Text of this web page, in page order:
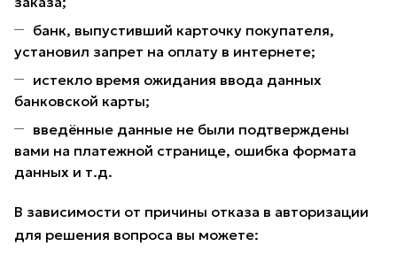
банк, выпустивший карточку покупателя,
установил запрет на оплату в интернете;
истекло время ожидания ввода данных
банковской карты;
введённые данные не были подтверждены
вами на платежной странице, ошибка формата
данных и т.д.
В зависимости от причины отказа в авторизации
для решения вопроса вы можете: